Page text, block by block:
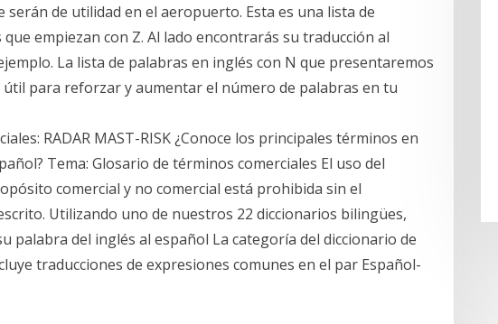
de utilidad en el aeropuerto. Esta es una lista de
empiezan con Z. Al lado encontrarás su traducción al
La lista de palabras en inglés con N que presentaremos
para reforzar y aumentar el número de palabras en tu
RADAR MAST-RISK ¿Conoce los principales términos en
Tema: Glosario de términos comerciales El uso del
comercial y no comercial está prohibida sin el
Utilizando uno de nuestros 22 diccionarios bilingües,
palabra del inglés al español La categoría del diccionario de
traducciones de expresiones comunes en el par Español-